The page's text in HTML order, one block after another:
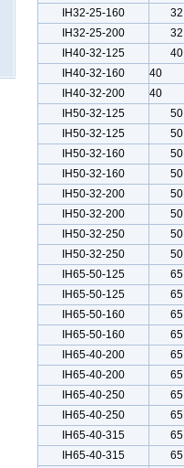
IH32-25-160
32
IH32-25-200
32
IH40-32-125
40
IH40-32-160
40
IH40-32-200
40
IH50-32-125
50
IH50-32-125
50
IH50-32-160
50
IH50-32-160
50
IH50-32-200
50
IH50-32-200
50
IH50-32-250
50
IH50-32-250
50
IH65-50-125
65
IH65-50-125
65
IH65-50-160
65
IH65-50-160
65
IH65-40-200
65
IH65-40-200
65
IH65-40-250
65
IH65-40-250
65
IH65-40-315
65
IH65-40-315
65